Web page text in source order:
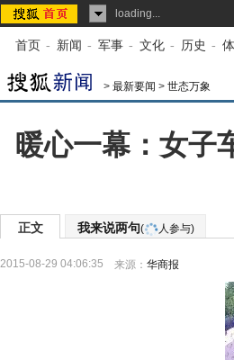
loading...
首页 - 新闻 - 军事 - 文化 - 历史 -
> 最新要闻 > 世态万象
暖心一幕：女子
正文 我来说两句( 人参与)
2015-08-29 04:06:35 来源： 华商报